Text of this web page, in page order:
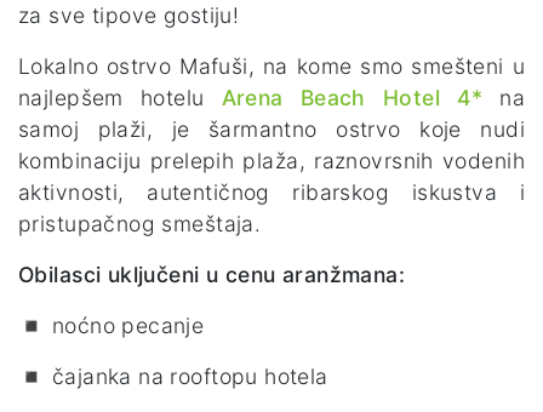
za sve tipove gostiju!
Lokalno ostrvo Mafuši, na kome smo smešteni u
najlepšem hotelu Arena Beach Hotel 4* na
samoj plaži, je šarmantno ostrvo koje nudi
kombinaciju prelepih plaža, raznovrsnih vodenih
aktivnosti, autentičnog ribarskog iskustva i
pristupačnog smeštaja.
Obilasci uključeni u cenu aranžmana:
◾ noćno pecanje
◾ čajanka na rooftopu hotela